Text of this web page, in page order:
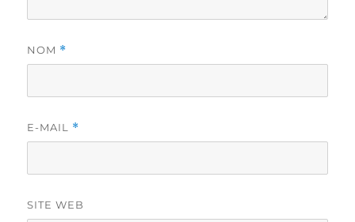
NOM *
E-MAIL *
SITE WEB